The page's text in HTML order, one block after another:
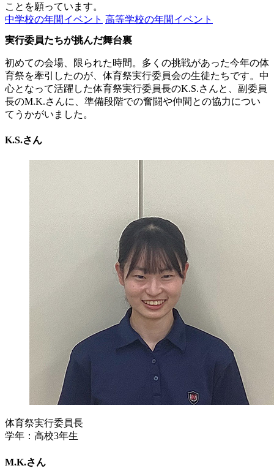
ことを願っています。
中学校の年間イベント 高等学校の年間イベント
実行委員たちが挑んだ舞台裏
初めての会場、限られた時間。多くの挑戦があった今年の体
育祭を牽引したのが、体育祭実行委員会の生徒たちです。中
心となって活躍した体育祭実行委員長のK.S.さんと、副委員
長のM.K.さんに、準備段階での奮闘や仲間との協力につい
てうかがいました。
K.S.さん
体育祭実行委員長
学年：高校3年生
M.K.さん